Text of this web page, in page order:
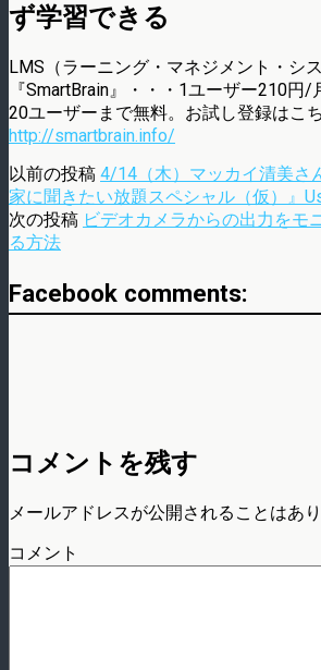
ず学習できる
LMS（ラーニング・マネジメント・シス
『SmartBrain』・・・1ユーザー210円/
20ユーザーまで無料。お試し登録はこ
http://smartbrain.info/
以前の投稿 4/14（木）マッカイ清美さ
家に聞きたい放題スペシャル（仮）』
次の投稿 ビデオカメラからの出力をモ
る方法
Facebook comments:
コメントを残す
メールアドレスが公開されることはあり
コメント